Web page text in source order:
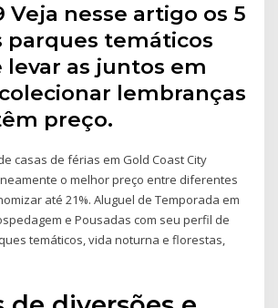
Veja nesse artigo os 5
parques temáticos
levar as juntos em
lembranças
preço.
casas de férias em Gold Coast City
o melhor preço entre diferentes
até 21%. Aluguel de Temporada em
e Pousadas com seu perfil de
temáticos, vida noturna e florestas,